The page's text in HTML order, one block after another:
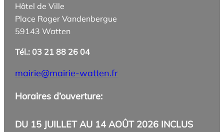
Hôtel de Ville
Place Roger Vandenbergue
59143 Watten
Tél.: 03 21 88 26 04
mairie@mairie-watten.fr
Horaires d’ouverture:
DU 15 JUILLET AU 14 AOÛT 2026 INCLUS